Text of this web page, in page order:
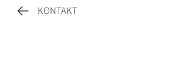
KONTAKT